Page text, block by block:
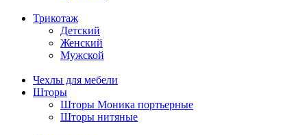
Трикотаж
Детский
Женский
Мужской
Чехлы для мебели
Шторы
Шторы Моника портьерные
Шторы нитяные